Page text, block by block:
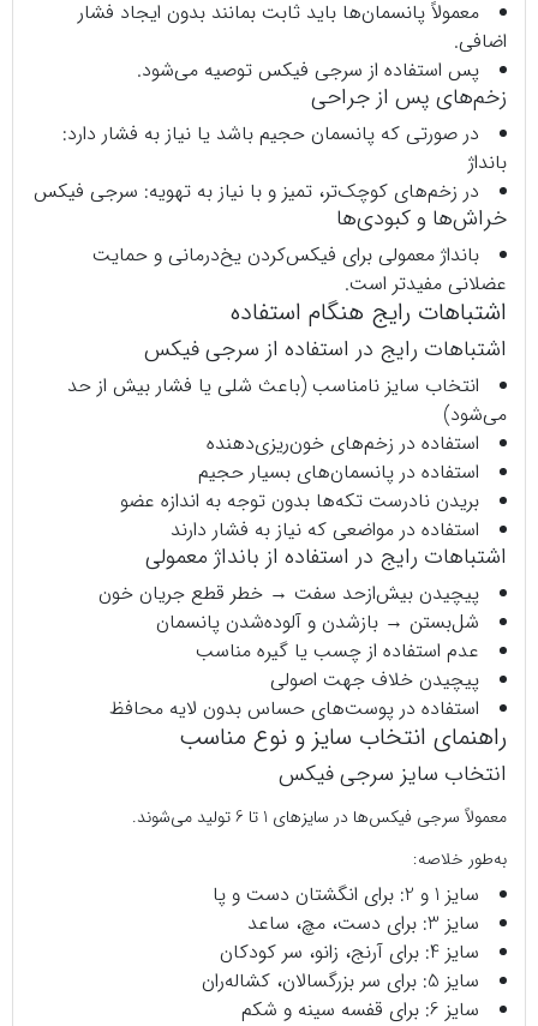
معمولاً پانسمان‌ها باید ثابت بمانند بدون ایجاد فشار
اضافی.
پس استفاده از سرجی‌ فیکس توصیه می‌شود.
زخم‌های پس از جراحی
در صورتی که پانسمان حجیم باشد یا نیاز به فشار دارد:
بانداژ
در زخم‌های کوچک‌تر، تمیز و با نیاز به تهویه: سرجی‌ فیکس
خراش‌ها و کبودی‌ها
بانداژ معمولی برای فیکس‌کردن یخ‌درمانی و حمایت
عضلانی مفیدتر است.
اشتباهات رایج هنگام استفاده
اشتباهات رایج در استفاده از سرجی‌ فیکس
انتخاب سایز نامناسب (باعث شلی یا فشار بیش از حد
می‌شود)
استفاده در زخم‌های خون‌ریزی‌دهنده
استفاده در پانسمان‌های بسیار حجیم
بریدن نادرست تکه‌ها بدون توجه به اندازه عضو
استفاده در مواضعی که نیاز به فشار دارند
اشتباهات رایج در استفاده از بانداژ معمولی
پیچیدن بیش‌ازحد سفت → خطر قطع جریان خون
شل‌بستن → بازشدن و آلوده‌شدن پانسمان
عدم استفاده از چسب یا گیره مناسب
پیچیدن خلاف جهت اصولی
استفاده در پوست‌های حساس بدون لایه محافظ
راهنمای انتخاب سایز و نوع مناسب
انتخاب سایز سرجی‌ فیکس
معمولاً سرجی‌ فیکس‌ها در سایزهای 1 تا 6 تولید می‌شوند.
به‌طور خلاصه:
سایز 1 و 2: برای انگشتان دست و پا
سایز 3: برای دست، مچ، ساعد
سایز 4: برای آرنج، زانو، سر کودکان
سایز 5: برای سر بزرگسالان، کشاله‌ران
سایز 6: برای قفسه سینه و شکم